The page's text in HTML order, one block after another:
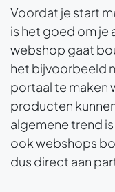
Voordat je start
is het goed om je
webshop gaat
het bijvoorbeeld
portaal te maken
producten
algemene trend
ook webshops
dus direct aan